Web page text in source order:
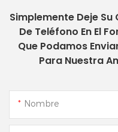
Simplemente Deje
De Teléfono En El
Que Podamos
Para Nuestra
Nombre